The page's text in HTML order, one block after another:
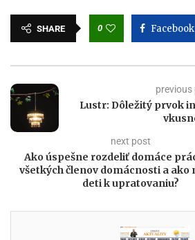
SHARE 0 Facebook
previous
Lustr: Dôležitý prvok
next post
Ako úspešne rozdeliť domáce
všetkých členov domácnosti a ako
deti k upratovaniu?